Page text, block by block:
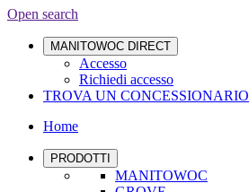
Open search
MANITOWOC DIRECT
Accesso
Richiedi accesso
TROVA UN CONCESSIONARIO
Home
PRODOTTI
MANITOWOC